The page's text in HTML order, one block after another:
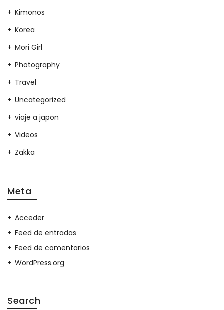
Kimonos
Korea
Mori Girl
Photography
Travel
Uncategorized
viaje a japon
Videos
Zakka
Meta
Acceder
Feed de entradas
Feed de comentarios
WordPress.org
Search